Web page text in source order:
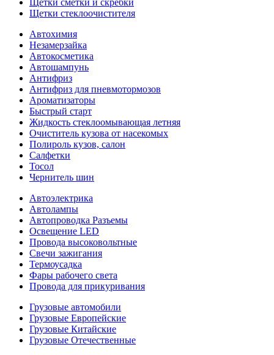
Щетки сметки и скребки
Щетки стеклоочистителя
Автохимия
Незамерзайка
Автокосметика
Автошампунь
Антифриз
Антифриз для пневмотормозов
Ароматизаторы
Быстрый старт
Жидкость стеклоомывающая летняя
Очиститель кузова от насекомых
Полироль кузов, салон
Салфетки
Тосол
Чернитель шин
Автоэлектрика
Автолампы
Автопроводка Разъемы
Освещение LED
Провода высоковольтные
Свечи зажигания
Термоусадка
Фары рабочего света
Провода для прикуривания
Грузовые автомобили
Грузовые Европейские
Грузовые Китайские
Грузовые Отечественные